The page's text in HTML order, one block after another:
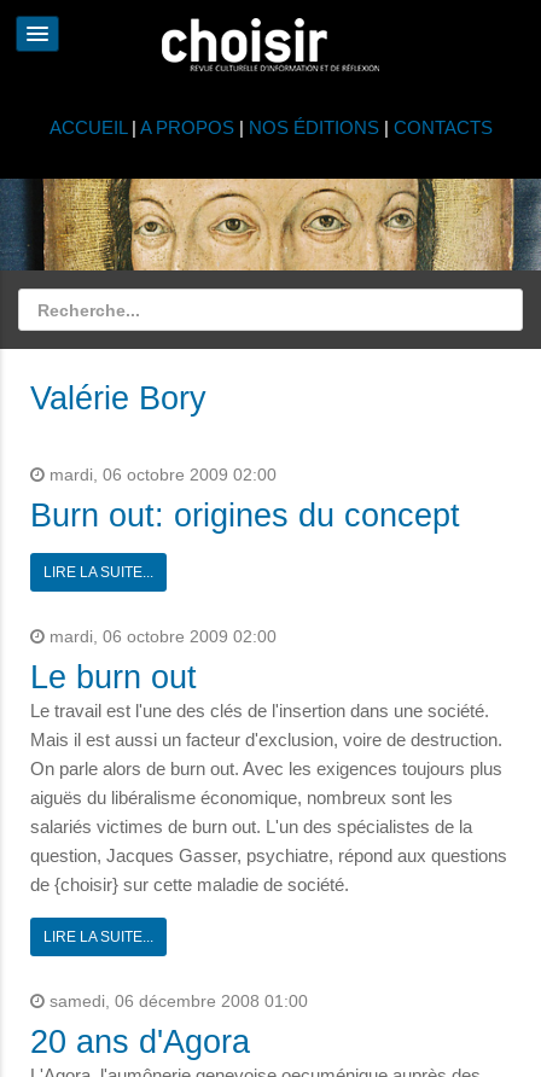
ACCUEIL | A PROPOS| NOS ÉDITIONS| CONTACTS
Valérie Bory
mardi, 06 octobre 2009 02:00
Burn out: origines du concept
LIRE LA SUITE...
mardi, 06 octobre 2009 02:00
Le burn out
Le travail est l'une des clés de l'insertion dans une société.
Mais il est aussi un facteur d'exclusion, voire de destruction.
On parle alors de burn out. Avec les exigences toujours plus
aiguës du libéralisme économique, nombreux sont les
salariés victimes de burn out. L'un des spécialistes de la
question, Jacques Gasser, psychiatre, répond aux questions
de {choisir} sur cette maladie de société.
LIRE LA SUITE...
samedi, 06 décembre 2008 01:00
20 ans d'Agora